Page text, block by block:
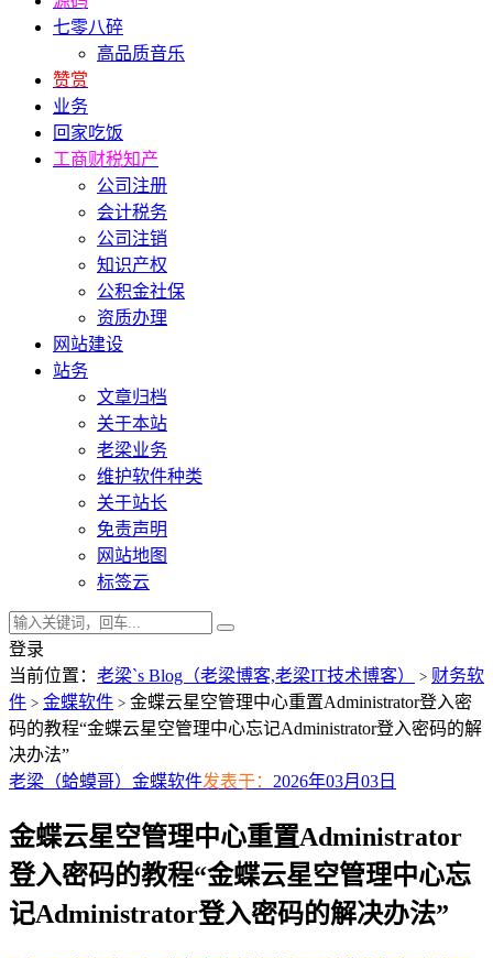
七零八碎
高品质音乐
赞赏
业务
回家吃饭
工商财税知产
公司注册
会计税务
公司注销
知识产权
公积金社保
资质办理
网站建设
站务
文章归档
关于本站
老梁业务
维护软件种类
关于站长
免责声明
网站地图
标签云
登录
当前位置： 老梁`s Blog（老梁博客,老梁IT技术博客） > 财务软
件 > 金蝶软件 > 金蝶云星空管理中心重置Administrator登入密
码的教程“金蝶云星空管理中心忘记Administrator登入密码的解
决办法”
老梁（蛤蟆哥） 金蝶软件发表于： 2026年03月03日
金蝶云星空管理中心重置Administrator
登入密码的教程“金蝶云星空管理中心忘
记Administrator登入密码的解决办法”